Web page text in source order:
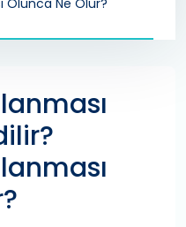
Olunca Ne Olur?